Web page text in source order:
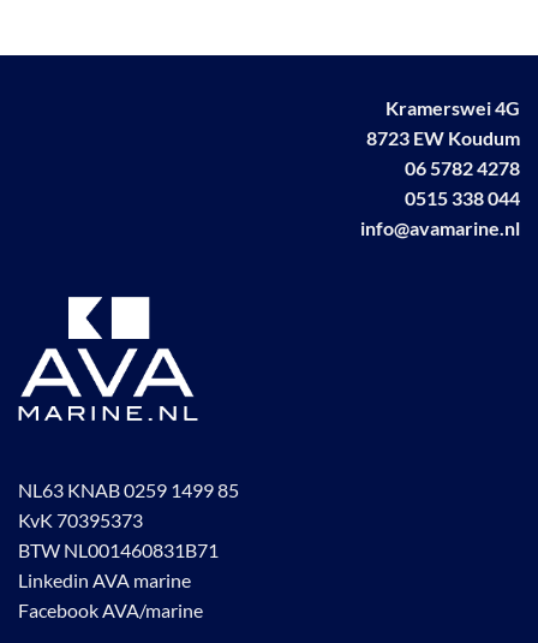
Kramerswei 4G
8723 EW Koudum
06 5782 4278
0515 338 044
info@avamarine.nl
NL63 KNAB 0259 1499 85
KvK 70395373
BTW NL001460831B71
Linkedin AVA marine
Facebook AVA/marine